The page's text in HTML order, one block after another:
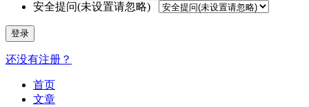
安全提问(未设置请忽略)
登录
还没有注册？
首页
文章